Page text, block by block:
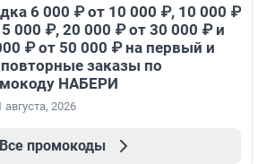
6 000 ₽ от 10 000 ₽, 10 000 ₽
000 ₽, 20 000 ₽ от 30 000 ₽ и
₽ от 50 000 ₽ на первый и
повторные заказы по
НАБЕРИ
августа, 2026
Все промокоды